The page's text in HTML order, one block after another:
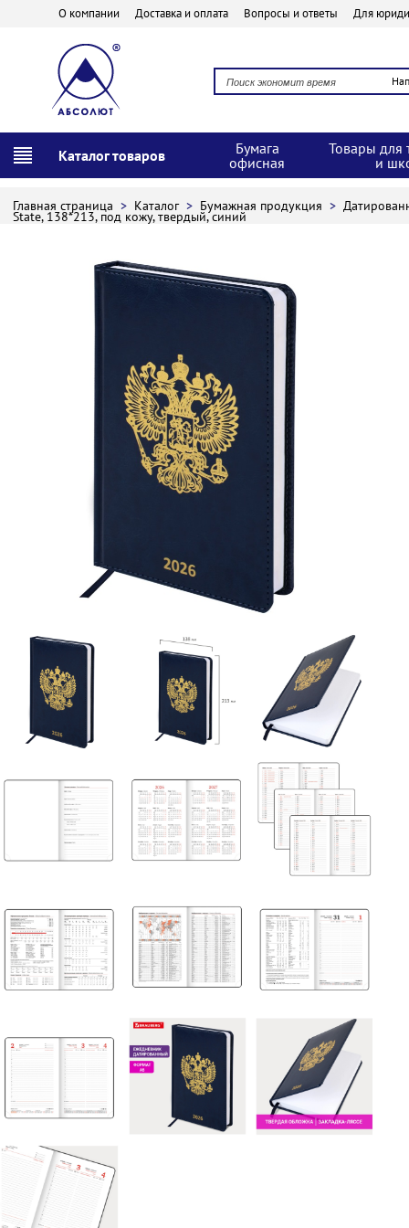
О компании Доставка и оплата Вопросы и ответы Для
Каталог товаров
Бумага
офисная
Товары для
и
Главная страница > Каталог > Бумажная продукция >
State, 138*213, под кожу, твердый, синий